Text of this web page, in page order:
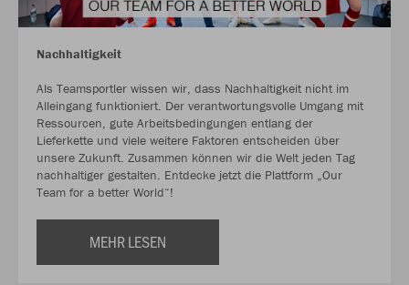
Nachhaltigkeit
Als Teamsportler wissen wir, dass Nachhaltigkeit nicht im
Alleingang funktioniert. Der verantwortungsvolle Umgang mit
Ressourcen, gute Arbeitsbedingungen entlang der
Lieferkette und viele weitere Faktoren entscheiden über
unsere Zukunft. Zusammen können wir die Welt jeden Tag
nachhaltiger gestalten. Entdecke jetzt die Plattform „Our
Team for a better World“!
MEHR LESEN